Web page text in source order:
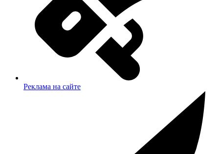
Реклама на сайте